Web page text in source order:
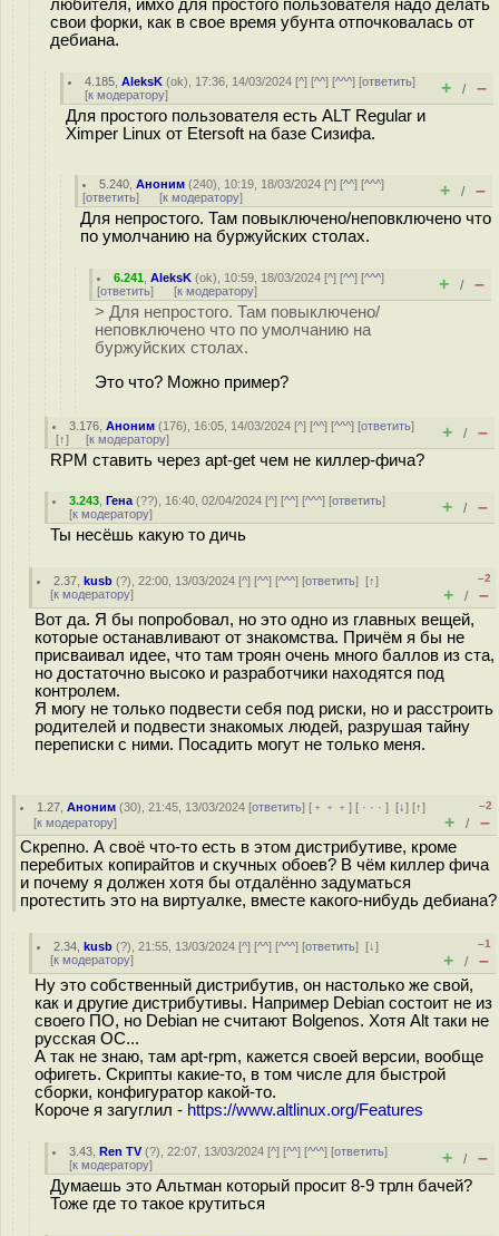
любителя, имхо для простого пользователя надо делать
свои форки, как в свое время убунта отпочковалась от
дебиана.
4.185 ,AleksK (ok), 17:36, 14/03/2024 [^] [^^] [^^^] [ответить]
[к модератору] + / –
Для простого пользователя есть ALT Regular и
Ximper Linux от Etersoft на базе Сизифа.
5.240 ,Аноним (240), 10:19, 18/03/2024 [^] [^^] [^^^]
[ответить] [к модератору] + / –
Для непростого. Там повыключено/неповключено что
по умолчанию на буржуйских столах.
6.241 ,AleksK (ok), 10:59, 18/03/2024 [^] [^^] [^^^]
[ответить] [к модератору] + / –
> Для непростого. Там повыключено/
неповключено что по умолчанию на
буржуйских столах.
Это что? Можно пример?
3.176 ,Аноним (176), 16:05, 14/03/2024 [^] [^^] [^^^] [ответить]
[↑] [к модератору] + / –
RPM ставить через apt-get чем не киллер-фича?
3.243 ,Гена (??), 16:40, 02/04/2024 [^] [^^] [^^^] [ответить]
[к модератору] + / –
Ты несёшь какую то дичь
2.37 ,kusb (?), 22:00, 13/03/2024 [^] [^^] [^^^] [ответить][↑]
[к модератору]
–2
+ / –
Вот да. Я бы попробовал, но это одно из главных вещей,
которые останавливают от знакомства. Причём я бы не
присваивал идее, что там троян очень много баллов из ста,
но достаточно высоко и разработчики находятся под
контролем.
Я могу не только подвести себя под риски, но и расстроить
родителей и подвести знакомых людей, разрушая тайну
переписки с ними. Посадить могут не только меня.
1.27 ,Аноним (30), 21:45, 13/03/2024 [ответить] [ ﹢﹢﹢] [ · · ·][↓] [↑]
[к модератору]
–2
+ / –
Cкpeпнo. А своё что-то есть в этом дистрибутиве, кроме
перебитых копирайтов и скучных обоев? В чём киллер фича
и почему я должен хотя бы отдалённо задуматься
протестить это на виртуалке, вместе какого-нибудь дебиана?
2.34 ,kusb (?), 21:55, 13/03/2024 [^] [^^] [^^^] [ответить][↓]
[к модератору]
–1
+ / –
Ну это собственный дистрибутив, он настолько же свой,
как и другие дистрибутивы. Например Debian состоит не из
своего ПО, но Debian не считают Bolgenos. Хотя Alt таки не
русская ОС...
А так не знаю, там apt-rpm, кажется своей версии, вообще
офигеть. Скрипты какие-то, в том числе для быстрой
сборки, конфигуратор какой-то.
Короче я загуглил - https://www.altlinux.org/Features
3.43 ,Ren TV (?), 22:07, 13/03/2024 [^] [^^] [^^^] [ответить]
[к модератору] + / –
Думаешь это Альтман который просит 8-9 трлн бачей?
Тоже где то такое крутиться